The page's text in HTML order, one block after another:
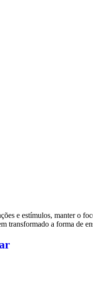
e estímulos, manter o
transformado a forma de